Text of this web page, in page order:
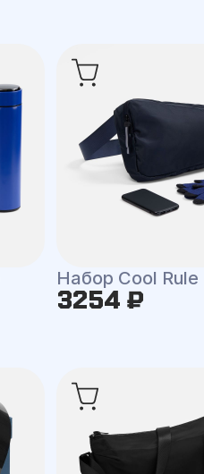
Набор Cool Rule
3254 ₽